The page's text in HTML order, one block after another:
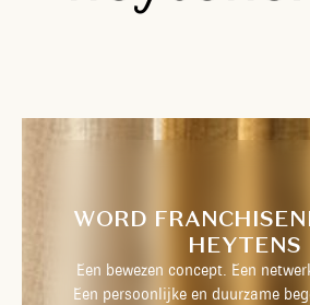
WORD
HEYTENS
Een bewezen concept. Een
Een persoonlijke en duurzame